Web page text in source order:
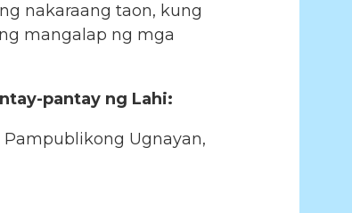
nakaraang taon, kung
mangalap ng mga
pantay ng Lahi:
Pampublikong Ugnayan,